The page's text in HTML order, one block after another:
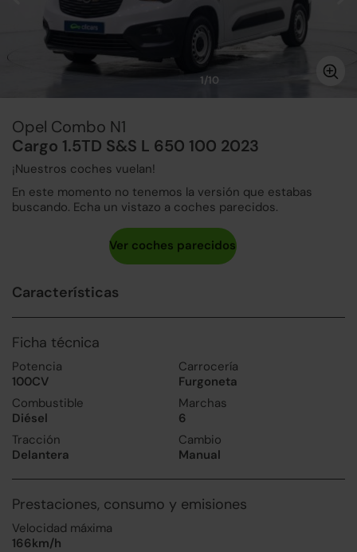
1/10
Opel Combo N1
Cargo 1.5TD S&S L 650 100 2023
¡Nuestros coches vuelan!
En este momento no tenemos la versión que estabas
buscando. Echa un vistazo a coches parecidos.
Características
Ficha técnica
Potencia
100CV
Carrocería
Furgoneta
Combustible
Diésel
Marchas
6
Tracción
Delantera
Cambio
Manual
Prestaciones, consumo y emisiones
Velocidad máxima
166km/h